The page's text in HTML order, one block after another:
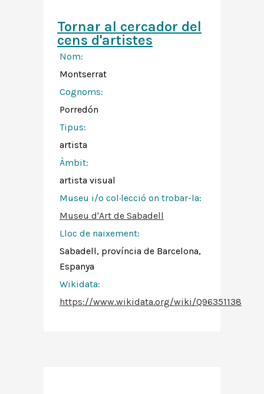
Tornar al cercador del
cens d'artistes
Nom:
Montserrat
Cognoms:
Porredón
Tipus:
artista
Àmbit:
artista visual
Museu i/o col·lecció on trobar-la:
Museu d'Art de Sabadell
Lloc de naixement:
Sabadell, província de Barcelona,
Espanya
Wikidata:
https://www.wikidata.org/wiki/Q96351138